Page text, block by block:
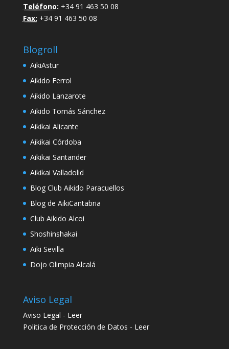
Teléfono: +34 91 463 50 08
Fax: +34 91 463 50 08
Blogroll
AikiAstur
Aikido Ferrol
Aikido Lanzarote
Aikido Tomás Sánchez
Aikikai Alicante
Aikikai Córdoba
Aikikai Santander
Aikikai Valladolid
Blog Club Aikido Paracuellos
Blog de AikiCantabria
Club Aikido Alcoi
Shoshinshakai
Aiki Sevilla
Dojo Olimpia Alcalá
Aviso Legal
Aviso Legal - Leer
Politica de Protección de Datos - Leer